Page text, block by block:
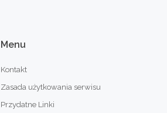
Menu
Kontakt
Zasada użytkowania serwisu
Przydatne Linki